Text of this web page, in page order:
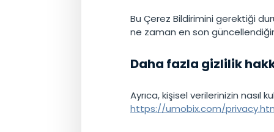
Bu Çerez Bildirimini gerektiği
ne zaman en son
Daha fazla gizlilik
Ayrıca, kişisel verilerinizin nasıl
https://umobix.com/